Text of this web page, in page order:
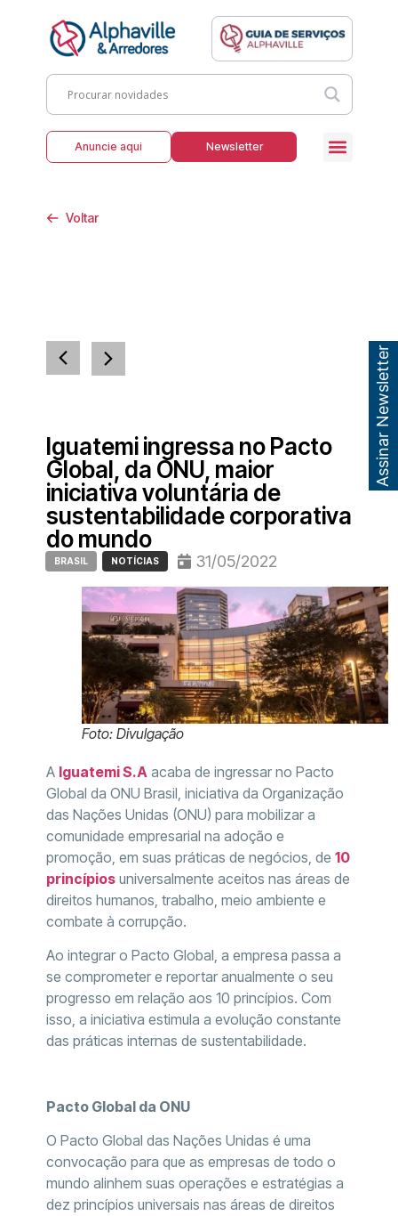
Anuncie aqui Newsletter
Voltar
Iguatemi ingressa no Pacto
Global, da ONU, maior
iniciativa voluntária de
sustentabilidade corporativa
do mundo
BRASIL NOTÍCIAS 31/05/2022
Foto: Divulgação
A Iguatemi S.Aacaba de ingressar no Pacto
Global da ONU Brasil, iniciativa da Organização
das Nações Unidas (ONU) para mobilizar a
comunidade empresarial na adoção e
promoção, em suas práticas de negócios, de 10
princípiosuniversalmente aceitos nas áreas de
direitos humanos, trabalho, meio ambiente e
combate à corrupção.
Ao integrar o Pacto Global, a empresa passa a
se comprometer e reportar anualmente o seu
progresso em relação aos 10 princípios. Com
isso, a iniciativa estimula a evolução constante
das práticas internas de sustentabilidade.
Pacto Global da ONU
O Pacto Global das Nações Unidas é uma
convocação para que as empresas de todo o
mundo alinhem suas operações e estratégias a
dez princípios universais nas áreas de direitos
Assinar Newsletter